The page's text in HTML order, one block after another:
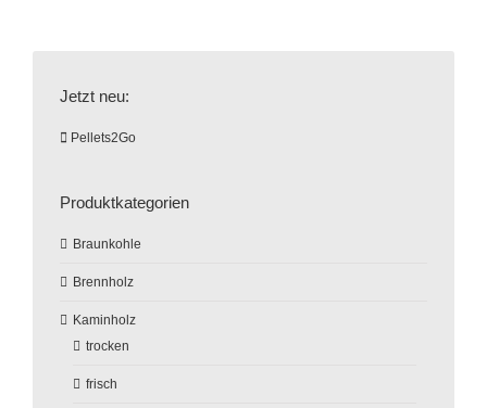
Jetzt neu:
Pellets2Go
Produktkategorien
Braunkohle
Brennholz
Kaminholz
trocken
frisch